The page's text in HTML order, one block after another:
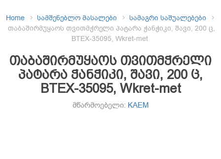
Home სამშენებლო მასალები
სამაგრი საშუალებები
თაბაშირმუყაოს თვითმჭრელი პატარა ჭანჭიკი, შავი, 200 ც,
BTEX-35095, Wkret-met
თაბაშირმუყაოს თვითმჭრელი
პატარა ჭანჭიკი, შავი, 200 ც,
BTEX-35095, Wkret-met
მწარმოებელი: KAEM